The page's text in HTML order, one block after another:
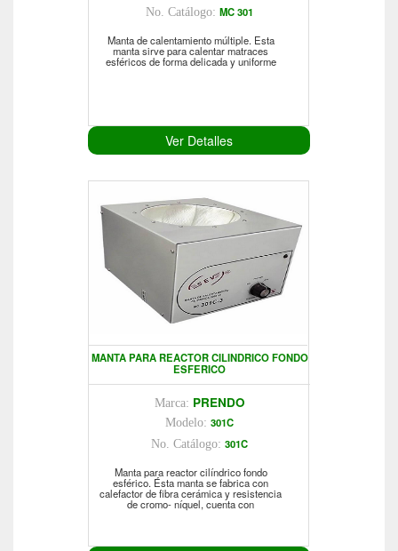
No. Catálogo: MC 301
Manta de calentamiento múltiple. Esta
manta sirve para calentar matraces
esféricos de forma delicada y uniforme
Ver Detalles
MANTA PARA REACTOR CILINDRICO FONDO
ESFERICO
Marca: PRENDO
Modelo: 301C
No. Catálogo: 301C
Manta para reactor cilíndrico fondo
esférico. Ésta manta se fabrica con
calefactor de fibra cerámica y resistencia
de cromo- níquel, cuenta con